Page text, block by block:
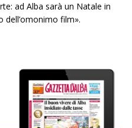
ad Alba sarà un Natale in
dell’omonimo film».